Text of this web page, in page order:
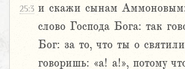
25:3 и скажи сынам
слово Господа Бога: так
Бог: за то, что ты о
говоришь: «а! а!», потому